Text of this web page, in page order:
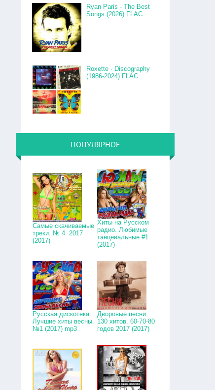
Ryan Paris - The Best
Songs (2026) FLAC
Roxette - Discography
(1986-2024) FLAC
ПОПУЛЯРНОЕ
Самые скачиваемые
треки. № 4. 2017
(2017)
Хиты на Русском
радио. Любимые
танцевальные #1
(2017)
Русская дискотека.
Лучшие хиты весны.
№1 (2017) mp3
Дворовые песни.
130 хитов. 60-70-80
годов 2017 (2017)